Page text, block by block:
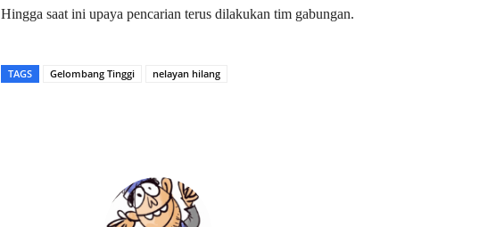
Hingga saat ini upaya pencarian terus dilakukan tim gabungan.
TAGS Gelombang Tinggi nelayan hilang